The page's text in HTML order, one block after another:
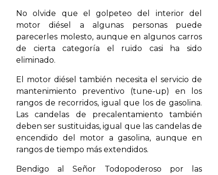
No olvide que el golpeteo del interior del
motor diésel a algunas personas puede
parecerles molesto, aunque en algunos carros
de cierta categoría el ruido casi ha sido
eliminado.
El motor diésel también necesita el servicio de
mantenimiento preventivo (tune-up) en los
rangos de recorridos, igual que los de gasolina.
Las candelas de precalentamiento también
deben ser sustituidas, igual que las candelas de
encendido del motor a gasolina, aunque en
rangos de tiempo más extendidos.
Bendigo al Señor Todopoderoso por las